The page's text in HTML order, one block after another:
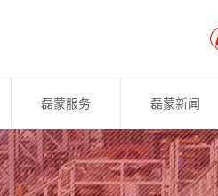
磊蒙服务 磊蒙新闻
公司新闻
案例展示